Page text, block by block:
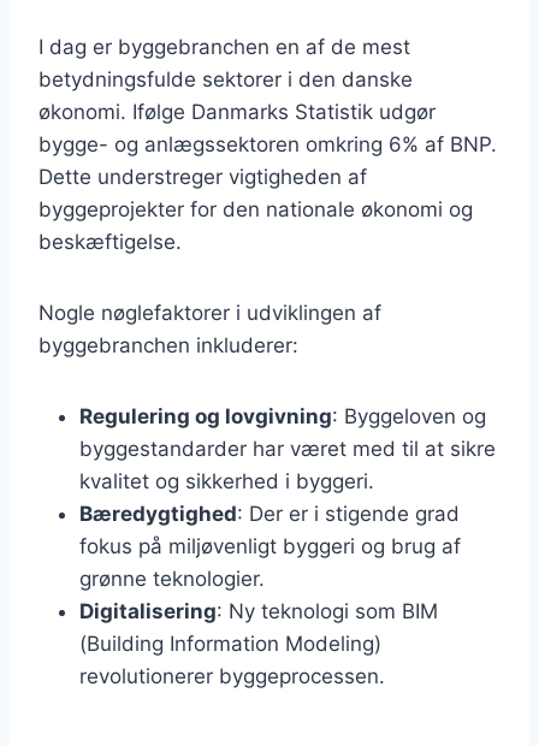
I dag er byggebranchen en af de mest
betydningsfulde sektorer i den danske
økonomi. Ifølge Danmarks Statistik udgør
bygge- og anlægssektoren omkring 6% af BNP.
Dette understreger vigtigheden af
byggeprojekter for den nationale økonomi og
beskæftigelse.
Nogle nøglefaktorer i udviklingen af
byggebranchen inkluderer:
Regulering og lovgivning: Byggeloven og
byggestandarder har været med til at sikre
kvalitet og sikkerhed i byggeri.
Bæredygtighed: Der er i stigende grad
fokus på miljøvenligt byggeri og brug af
grønne teknologier.
Digitalisering: Ny teknologi som BIM
(Building Information Modeling)
revolutionerer byggeprocessen.